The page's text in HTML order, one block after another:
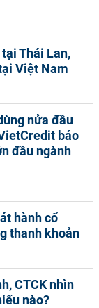
Thái Lan,
Việt Nam
nửa đầu
báo
đầu ngành
hành cổ
thanh khoản
CTCK nhìn
nào?